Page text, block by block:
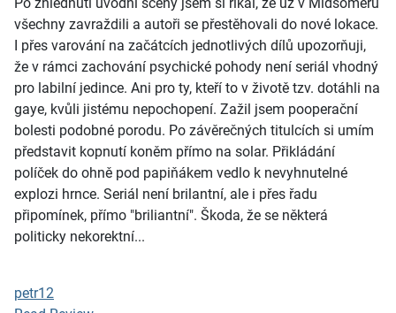
všechny zavraždili a autoři se přestěhovali do nové lokace.
I přes varování na začátcích jednotlivých dílů upozorňuji,
že v rámci zachování psychické pohody není seriál vhodný
pro labilní jedince. Ani pro ty, kteří to v životě tzv. dotáhli na
gaye, kvůli jistému nepochopení. Zažil jsem pooperační
bolesti podobné porodu. Po závěrečných titulcích si umím
představit kopnutí koněm přímo na solar. Přikládání
políček do ohně pod papiňákem vedlo k nevyhnutelné
explozi hrnce. Seriál není brilantní, ale i přes řadu
připomínek, přímo "briliantní". Škoda, že se některá
politicky nekorektní...
petr12